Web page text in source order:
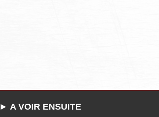
► A VOIR ENSUITE